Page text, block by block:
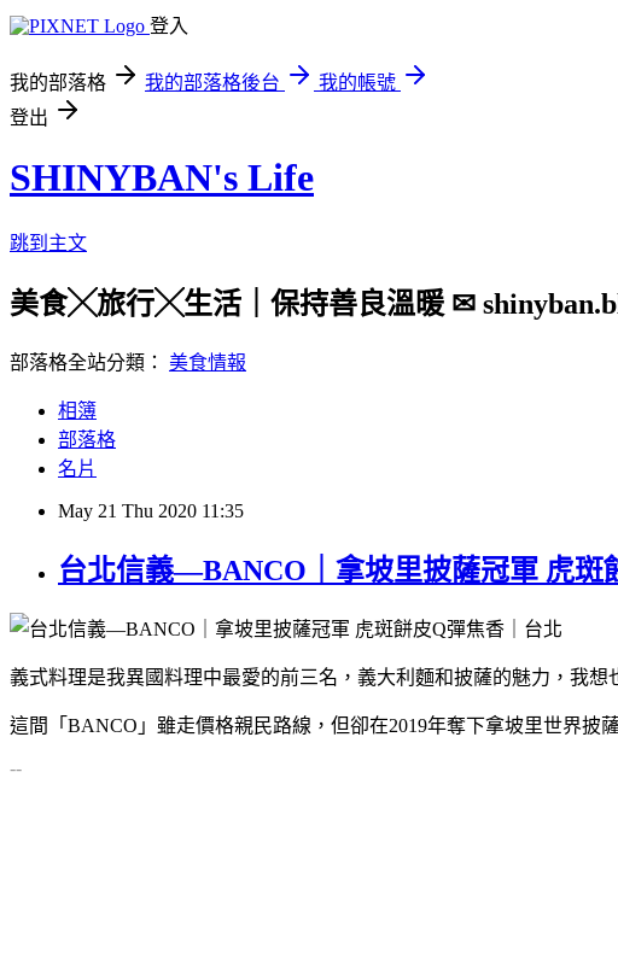
登入
我的部落格 我的部落格後台
我的帳號
登出
SHINYBAN's Life
跳到主文
美食╳旅行╳生活｜保持善良溫暖 ✉
部落格全站分類： 美食情報
相簿
部落格
名片
May 21 Thu 2020 11:35
台北信義—BANCO｜拿坡里披薩冠軍 虎斑
義式料理是我異國料理中最愛的前三名，義大利麵和披薩的魅力，我想
這間「BANCO」雖走價格親民路線，但卻在2019年奪下拿坡里世界披
--